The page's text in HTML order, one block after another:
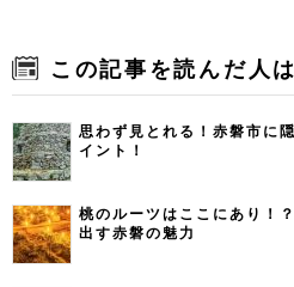
この記事を読んだ人
思わず見とれる！赤磐市に
イント！
桃のルーツはここにあり！
出す赤磐の魅力